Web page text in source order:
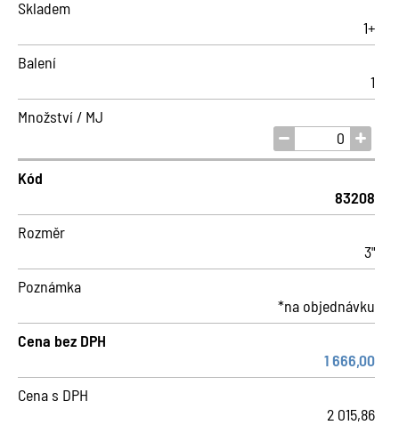
Skladem
1+
Balení
1
Množství / MJ
Kód
83208
Rozměr
3"
Poznámka
*na objednávku
Cena bez DPH
1 666,00
Cena s DPH
2 015,86